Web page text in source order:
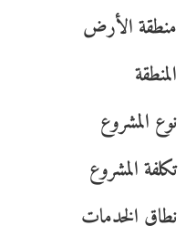
منطقة الأرض
المنطقة
نوع المشروع
تكلفة المشروع
نطاق الخدمات